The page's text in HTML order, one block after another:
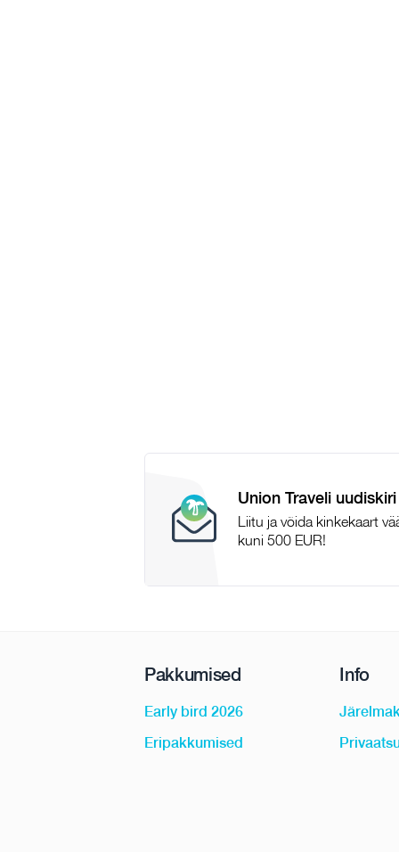
Union Traveli uudiskiri
Liitu ja võida kinkekaart
kuni 500 EUR!
Pakkumised
Early bird 2026
Eripakkumised
Info